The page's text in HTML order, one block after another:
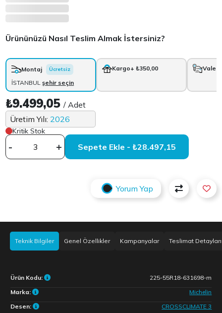
Ürününüzü Nasıl Teslim Almak İstersiniz?
Montaj Ücretsiz
İSTANBULşehir seçin
Kargo+ ₺350,00 Vale
₺9.499,05/ Adet
Üretim Yılı: 2026
Kritik Stok
- + Sepete Ekle - ₺28.497,15
Yorum Yap
Teknik Bilgiler Genel Özellikler Kampanyalar Teslimat Detayları
Ürün Kodu:
225-55R18-631698-m
Marka:
Michelin
Desen:
CROSSCLIMATE 3